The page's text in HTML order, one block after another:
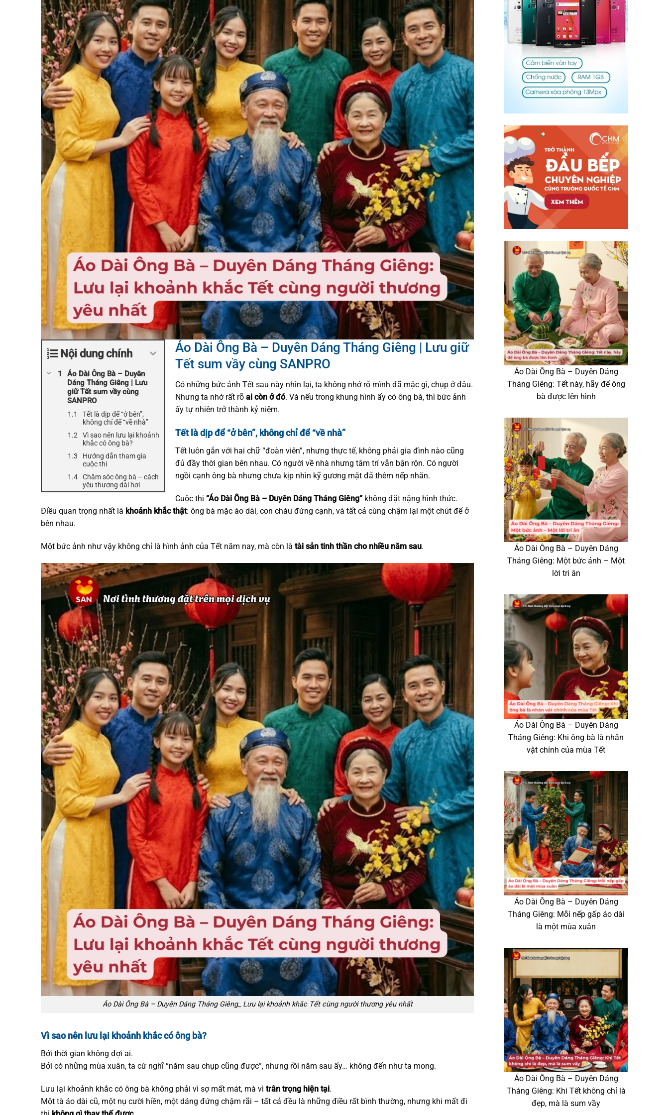
Nội dung chính
Áo Dài Ông Bà – Duyên
Dáng Tháng Giêng | Lưu
giữ Tết sum vầy cùng
SANPRO
Tết là dịp để “ở bên”,
không chỉ để “về nhà”
Vì sao nên lưu lại khoảnh
khắc có ông bà?
Hướng dẫn tham gia
cuộc thi
Chăm sóc ông bà – cách
yêu thương dài hơi
Áo Dài Ông Bà – Duyên Dáng Tháng Giêng | Lưu giữ
Tết sum vầy cùng SANPRO
Có những bức ảnh Tết sau này nhìn lại, ta không nhớ rõ mình đã mặc gì, chụp ở đâu.
Nhưng ta nhớ rất rõ ai còn ở đó. Và nếu trong khung hình ấy có ông bà, thì bức ảnh
ấy tự nhiên trở thành kỷ niệm.
Tết là dịp để “ở bên”, không chỉ để “về nhà”
Tết luôn gắn với hai chữ “đoàn viên”, nhưng thực tế, không phải gia đình nào cũng
đủ đầy thời gian bên nhau. Có người về nhà nhưng tâm trí vẫn bận rộn. Có người
ngồi cạnh ông bà nhưng chưa kịp nhìn kỹ gương mặt đã thêm nếp nhăn.
Cuộc thi “Áo Dài Ông Bà – Duyên Dáng Tháng Giêng” không đặt nặng hình thức.
Điều quan trọng nhất là khoảnh khắc thật: ông bà mặc áo dài, con cháu đứng cạnh, và tất cả cùng chậm lại một chút để ở
bên nhau.
Một bức ảnh như vậy không chỉ là hình ảnh của Tết năm nay, mà còn là tài sản tinh thần cho nhiều năm sau.
Áo Dài Ông Bà – Duyên Dáng Tháng Giêng_ Lưu lại khoảnh khắc Tết cùng người thương yêu nhất
Vì sao nên lưu lại khoảnh khắc có ông bà?
Bởi thời gian không đợi ai.
Bởi có những mùa xuân, ta cứ nghĩ “năm sau chụp cũng được”, nhưng rồi năm sau ấy… không đến như ta mong.
Lưu lại khoảnh khắc có ông bà không phải vì sợ mất mát, mà vì trân trọng hiện tại.
Một tà áo dài cũ, một nụ cười hiền, một dáng đứng chậm rãi – tất cả đều là những điều rất bình thường, nhưng khi mất đi
Áo Dài Ông Bà – Duyên Dáng
Tháng Giêng: Tết này, hãy để ông
bà được lên hình
Áo Dài Ông Bà – Duyên Dáng
Tháng Giêng: Một bức ảnh – Một
lời tri ân
Áo Dài Ông Bà – Duyên Dáng
Tháng Giêng: Khi ông bà là nhân
vật chính của mùa Tết
Áo Dài Ông Bà – Duyên Dáng
Tháng Giêng: Mỗi nếp gấp áo dài
là một mùa xuân
Áo Dài Ông Bà – Duyên Dáng
Tháng Giêng: Khi Tết không chỉ là
đẹp, mà là sum vầy